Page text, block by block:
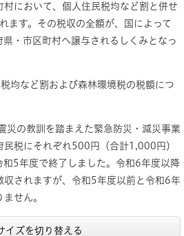
において、個人住民税均など割と併せ
ます。その税収の全額が、国によって
・市区町村へ譲与されるしくみとなっ
均など割および森林環境税の税額につ
の教訓を踏まえた緊急防災・減災事業
民税にそれぞれ500円（合計1,000円）
和5年度で終了しました。令和6年度以降
収されますが、令和5年度以前と令和6年
せん。
イズを切り替える